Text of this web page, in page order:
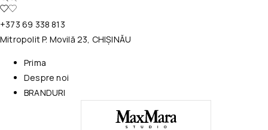
+373 69 338 813
Mitropolit P. Movilă 23, CHIȘINĂU
Prima
Despre noi
BRANDURI